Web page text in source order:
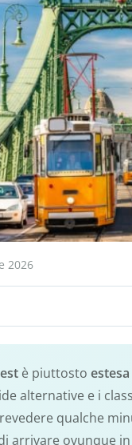
2026
è piuttosto estesa
alternative e i
qualche
arrivare ovunque